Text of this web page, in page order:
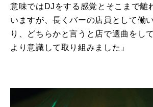
意味ではDJをする感覚とそこまで離
いますが、長くバーの店員として働
り、どちらかと言うと店で選曲をし
より意識して取り組みました」